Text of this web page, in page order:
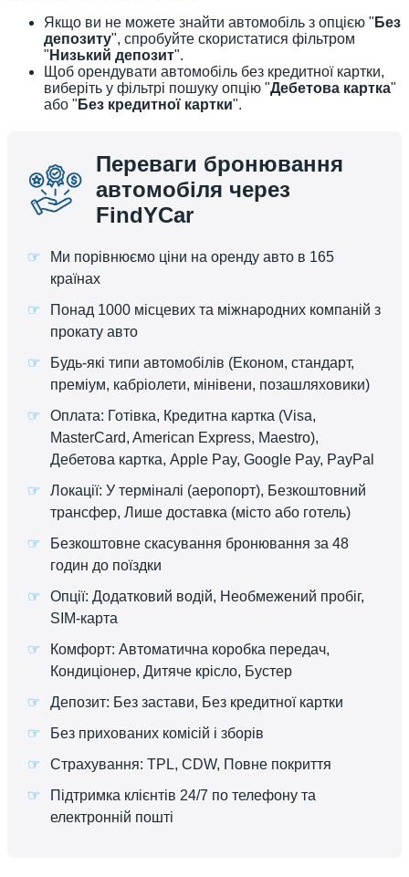
Якщо ви не можете знайти автомобіль з опцією " Без
депозиту", спробуйте скористатися фільтром
" Низький депозит".
Щоб орендувати автомобіль без кредитної картки,
виберіть у фільтрі пошуку опцію "Дебетова картка"
або " Без кредитної картки".
Переваги бронювання
автомобіля через
FindYCar
Ми порівнюємо ціни на оренду авто в 165
країнах
Понад 1000 місцевих та міжнародних компаній з
прокату авто
Будь-які типи автомобілів (Економ, стандарт,
преміум, кабріолети, мінівени, позашляховики)
Оплата: Готівка, Кредитна картка (Visa,
MasterCard, American Express, Maestro),
Дебетова картка, Apple Pay, Google Pay, PayPal
Локації: У терміналі (аеропорт), Безкоштовний
трансфер, Лише доставка (місто або готель)
Безкоштовне скасування бронювання за 48
годин до поїздки
Опції: Додатковий водій, Необмежений пробіг,
SIM-карта
Комфорт: Автоматична коробка передач,
Кондиціонер, Дитяче крісло, Бустер
Депозит: Без застави, Без кредитної картки
Без прихованих комісій і зборів
Страхування: TPL, CDW, Повне покриття
Підтримка клієнтів 24/7 по телефону та
електронній пошті